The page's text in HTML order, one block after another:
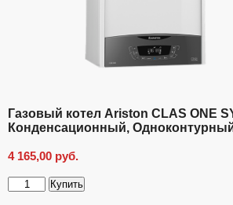
Газовый котел Ariston CLAS ONE
Конденсационный,
4 165,00 руб.
Купить